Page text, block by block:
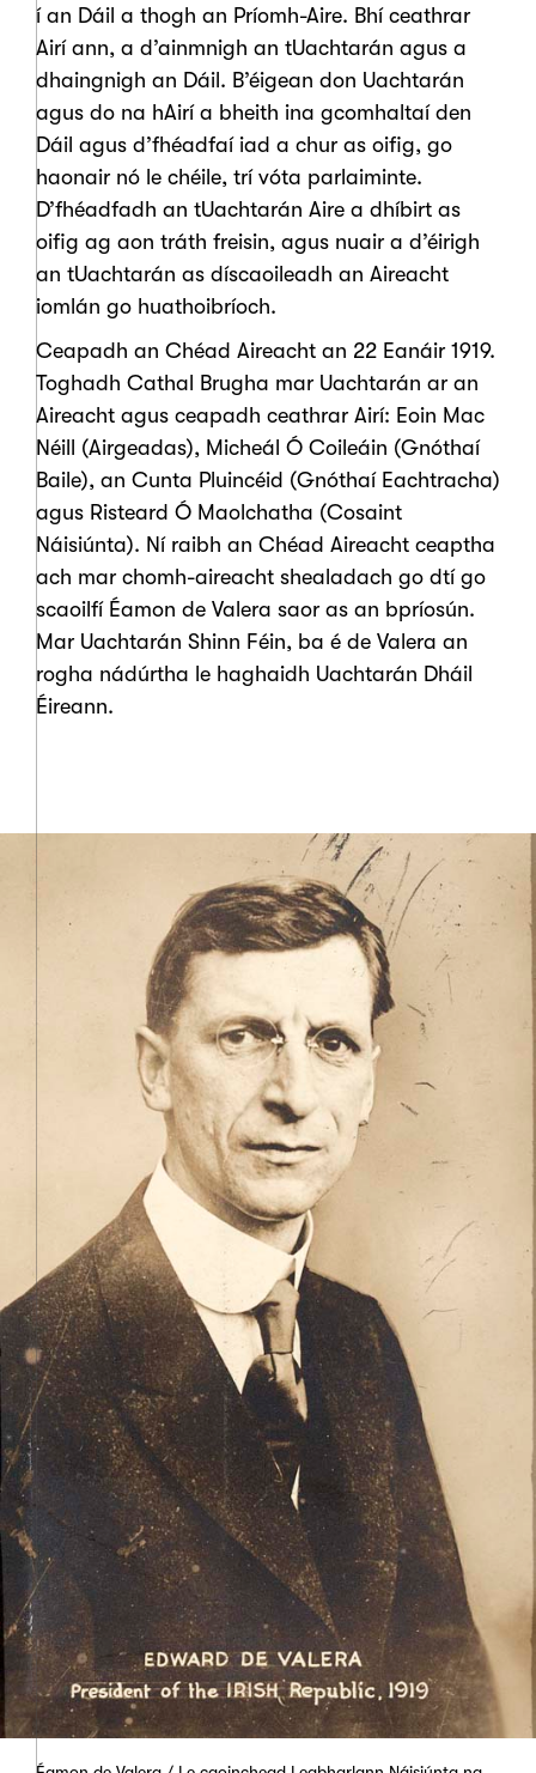
í an Dáil a thogh an Príomh-Aire. Bhí ceathrar
Airí ann, a d’ainmnigh an tUachtarán agus a
dhaingnigh an Dáil. B’éigean don Uachtarán
agus do na hAirí a bheith ina gcomhaltaí den
Dáil agus d’fhéadfaí iad a chur as oifig, go
haonair nó le chéile, trí vóta parlaiminte.
D’fhéadfadh an tUachtarán Aire a dhíbirt as
oifig ag aon tráth freisin, agus nuair a d’éirigh
an tUachtarán as díscaoileadh an Aireacht
iomlán go huathoibríoch.
Ceapadh an Chéad Aireacht an 22 Eanáir 1919.
Toghadh Cathal Brugha mar Uachtarán ar an
Aireacht agus ceapadh ceathrar Airí: Eoin Mac
Néill (Airgeadas), Micheál Ó Coileáin (Gnóthaí
Baile), an Cunta Pluincéid (Gnóthaí Eachtracha)
agus Risteard Ó Maolchatha (Cosaint
Náisiúnta). Ní raibh an Chéad Aireacht ceaptha
ach mar chomh-aireacht shealadach go dtí go
scaoilfí Éamon de Valera saor as an bpríosún.
Mar Uachtarán Shinn Féin, ba é de Valera an
rogha nádúrtha le haghaidh Uachtarán Dháil
Éireann.